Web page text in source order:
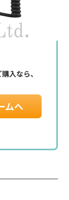
入なら、
ムへ